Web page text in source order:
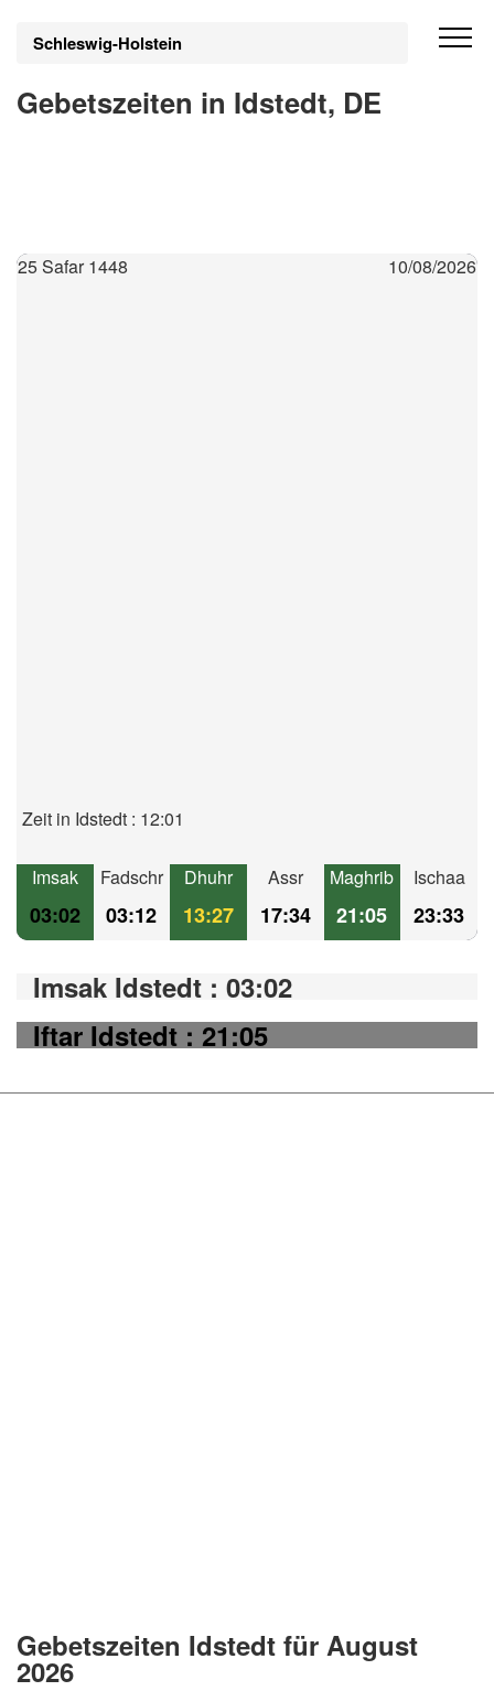
Schleswig-Holstein
Gebetszeiten in Idstedt, DE
25 Safar 1448 10/08/2026
Zeit in Idstedt : 12:01
Imsak
03:02
Fadschr
03:12
Dhuhr
13:27
Assr
17:34
Maghrib
21:05
Ischaa
23:33
Imsak Idstedt : 03:02
Iftar Idstedt : 21:05
Gebetszeiten Idstedt für August
2026